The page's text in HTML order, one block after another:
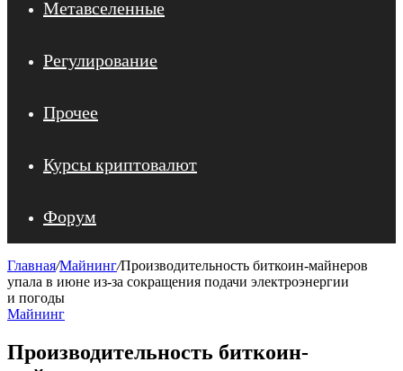
Метавселенные
Регулирование
Прочее
Курсы криптовалют
Форум
Главная/Майнинг/Производительность биткоин-майнеров
упала в июне из-за сокращения подачи электроэнергии
и погоды
Майнинг
Производительность биткоин-